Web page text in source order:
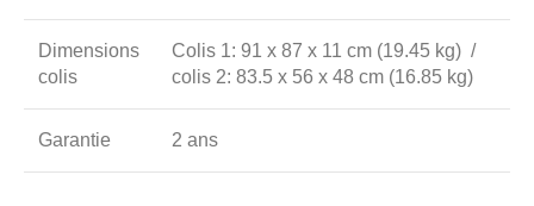
Dimensions
colis
Colis 1: 91 x 87 x 11 cm (19.45 kg) /
colis 2: 83.5 x 56 x 48 cm (16.85 kg)
Garantie 2 ans